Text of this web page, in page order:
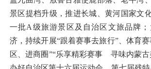
景区提档升级，推进长城、黄河国家文
一批A级旅游景区及自治区文旅品牌
济，持续开展“跟着赛事去旅行”、体育
区、进商圈”“乐享精彩赛事 寻味内蒙古